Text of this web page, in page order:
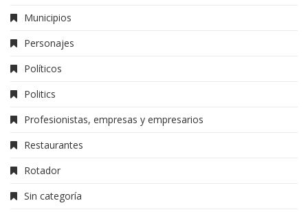
Municipios
Personajes
Políticos
Politics
Profesionistas, empresas y empresarios
Restaurantes
Rotador
Sin categoría